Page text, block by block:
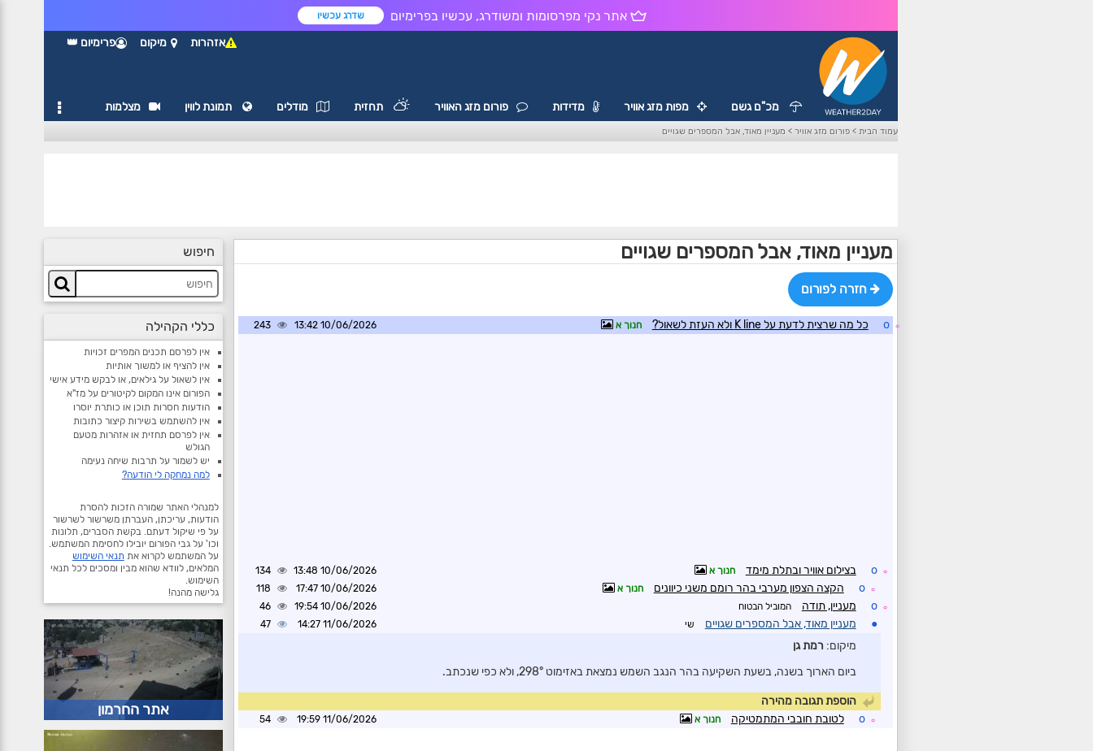
אתר נקי מפרסומות ומשודרג, עכשיו בפרימיום שדרג עכשיו
אזהרות מיקום פרימיום 👑
מכ"ם גשם מפות מזג אוויר מדידות פורום מזג האוויר תחזית מודלים תמונת לווין מצלמות
עמוד הבית >פורום מזג אוויר > מעניין מאוד, אבל המספרים שגויים
מעניין מאוד, אבל המספרים שגויים
חזרה לפורום
☼
o כל מה שרצית לדעת על K line ולא העזת לשאול? חנוך א 10/06/2026 13:42
243
☼
o בצילום אוויר ובתלת מימד חנוך א 10/06/2026 13:48
134
☼
o הקצה הצפון מערבי בהר רומם משני כיוונים חנוך א 10/06/2026 17:47
118
☼
o מעניין, תודה המוביל הבטוח 10/06/2026 19:54
46
● מעניין מאוד, אבל המספרים שגויים שי 11/06/2026 14:27
47
מיקום: רמת גן
ביום הארוך בשנה, בשעת השקיעה בהר הנגב השמש נמצאת באזימוט 298°, ולא כפי שנכתב.
הוספת תגובה מהירה
☼
o לטובת חובבי המתמטיקה חנוך א 11/06/2026 19:59
54
חיפוש
כללי הקהילה
אין לפרסם תכנים המפרים זכויות
אין להציף או למשוך אותיות
אין לשאול על גילאים, או לבקש מידע אישי
הפורום אינו המקום לקיטורים על מז"א
הודעות חסרות תוכן או כותרת יוסרו
אין להשתמש בשירות קיצור כתובות
אין לפרסם תחזית או אזהרות מטעם
הגולש
יש לשמור על תרבות שיחה נעימה
למה נמחקה לי הודעה?
למנהלי האתר שמורה הזכות להסרת
הודעות, עריכתן, העברתן משרשור לשרשור
על פי שיקול דעתם. בקשת הסברים, תלונות
וכו' על גבי הפורום יובילו לחסימת המשתמש.
על המשתמש לקרוא את תנאי השימוש
המלאים, לוודא שהוא מבין ומסכים לכל תנאי
השימוש.
גלישה מהנה!
אתר החרמון